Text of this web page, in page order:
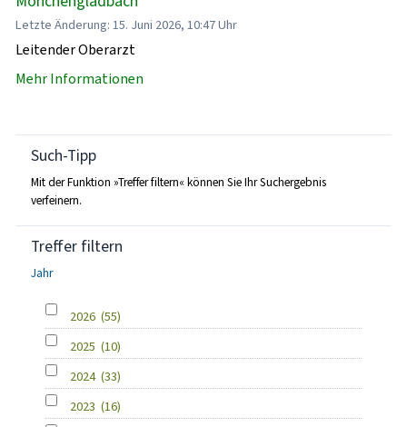
Letzte Änderung: 15. Juni 2026, 10:47 Uhr
Leitender Oberarzt
Mehr Informationen
Such-Tipp
Mit der Funktion »Treffer filtern« können Sie Ihr Suchergebnis
verfeinern.
Treffer filtern
Jahr
2026 (55)
2025 (10)
2024 (33)
2023 (16)